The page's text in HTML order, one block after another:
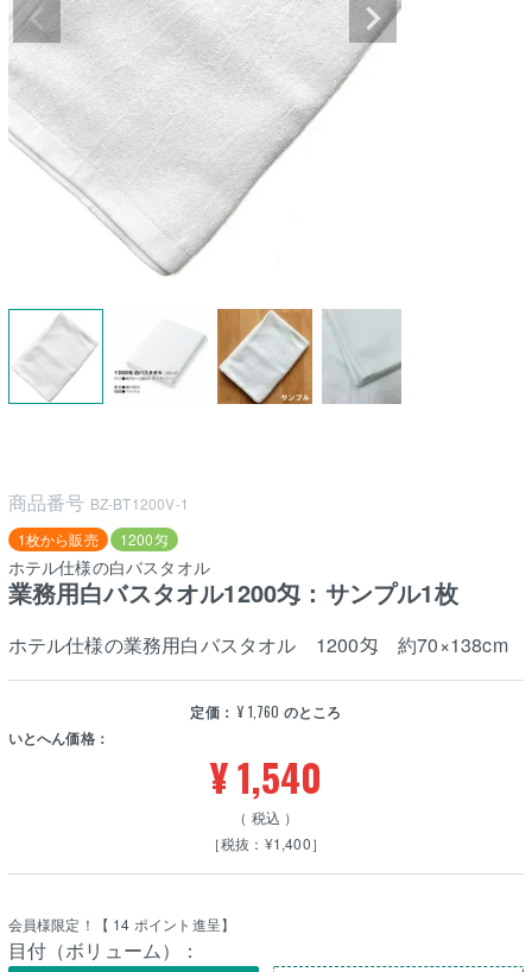
商品番号 BZ-BT1200V-1
1枚から販売
1200匁
ホテル仕様の白バスタオル
業務用白バスタオル1200匁：サンプル1枚
ホテル仕様の業務用白バスタオル 1200匁 約70×138cm
定価： ¥ 1,760 のところ
いとへん価格：
¥1,540
税込
［税抜：¥1,400］
会員様限定！【 14 ポイント進呈】
目付（ボリューム）：